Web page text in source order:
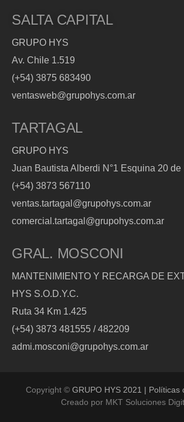
SALTA CAPITAL
GRUPO HYS
Av. Chile 1.519
(+54) 3875 683490
ventasweb@grupohys.com.ar
TARTAGAL
GRUPO HYS
Juan Bautista Alberdi N°1 Esquina 20 de
(+54) 3873 567110
ventas.tartagal@grupohys.com.ar
comercial.tartagal@grupohys.com.ar
GRAL. MOSCONI
MANTENIMIENTO Y RECARGA DE
HYS S.O.D.Y.C.
Ruta 34 Km 1.425
(+54) 3873 481555 / 482209
admi.mosconi@grupohys.com.ar
Copyright © GRUPO HYS 2021 | Políticas
Creado por MKT Soluciones